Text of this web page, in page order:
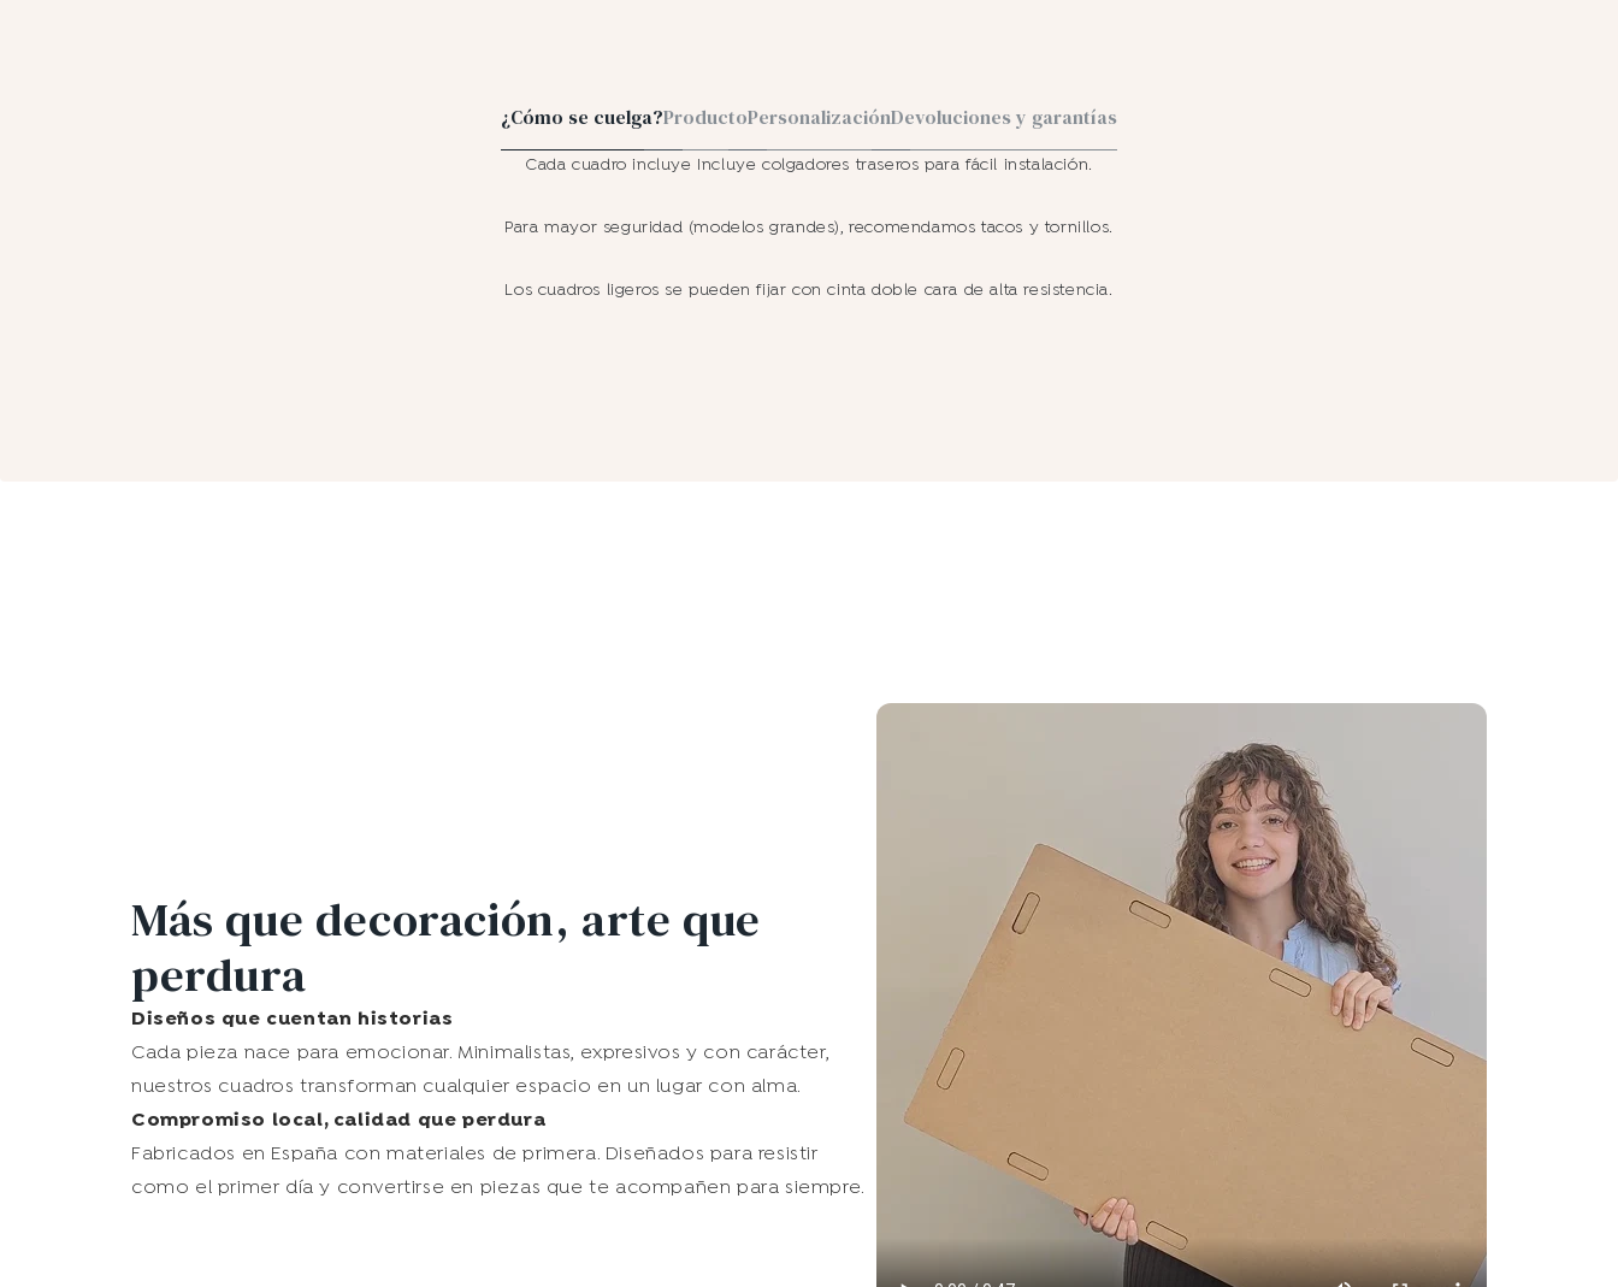
¿Cómo se cuelga?ProductoPersonalizaciónDevoluciones y garantías
Cada cuadro incluye Incluye colgadores traseros para fácil instalación.
Para mayor seguridad (modelos grandes), recomendamos tacos y tornillos.
Los cuadros ligeros se pueden fijar con cinta doble cara de alta resistencia.
Más que decoración, arte que
perdura
Diseños que cuentan historias
Cada pieza nace para emocionar. Minimalistas, expresivos y con carácter,
nuestros cuadros transforman cualquier espacio en un lugar con alma.
Compromiso local, calidad que perdura
Fabricados en España con materiales de primera. Diseñados para resistir
como el primer día y convertirse en piezas que te acompañen para siempre.